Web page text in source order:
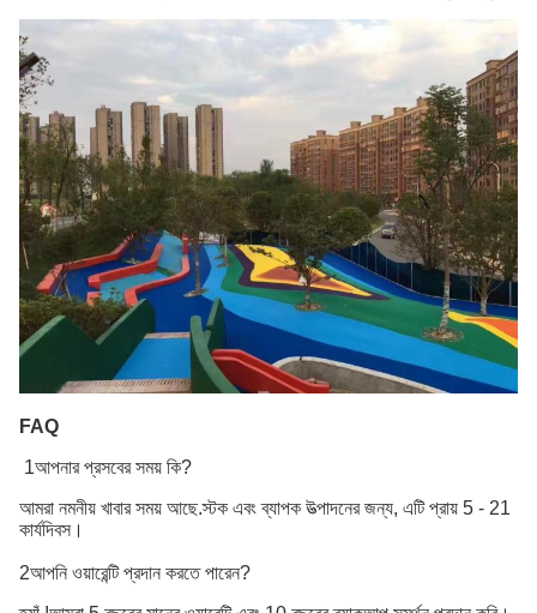
FAQ
1আপনার প্রসবের সময় কি?
আমরা নমনীয় খাবার সময় আছে.স্টক এবং ব্যাপক উত্পাদনের জন্য, এটি প্রায় 5 - 21
কার্যদিবস।
2আপনি ওয়ারেন্টি প্রদান করতে পারেন?